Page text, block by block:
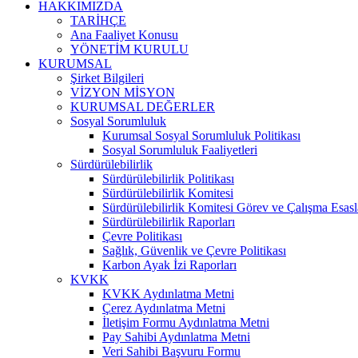
HAKKIMIZDA
TARİHÇE
Ana Faaliyet Konusu
YÖNETİM KURULU
KURUMSAL
Şirket Bilgileri
VİZYON MİSYON
KURUMSAL DEĞERLER
Sosyal Sorumluluk
Kurumsal Sosyal Sorumluluk Politikası
Sosyal Sorumluluk Faaliyetleri
Sürdürülebilirlik
Sürdürülebilirlik Politikası
Sürdürülebilirlik Komitesi
Sürdürülebilirlik Komitesi Görev ve Çalışma
Sürdürülebilirlik Raporları
Çevre Politikası
Sağlık, Güvenlik ve Çevre Politikası
Karbon Ayak İzi Raporları
KVKK
KVKK Aydınlatma Metni
Çerez Aydınlatma Metni
İletişim Formu Aydınlatma Metni
Pay Sahibi Aydınlatma Metni
Veri Sahibi Başvuru Formu